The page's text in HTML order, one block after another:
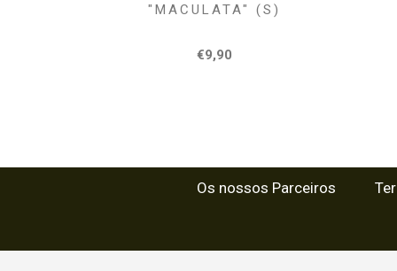
"MACULATA" (S)
€9,90
Os nossos Parceiros